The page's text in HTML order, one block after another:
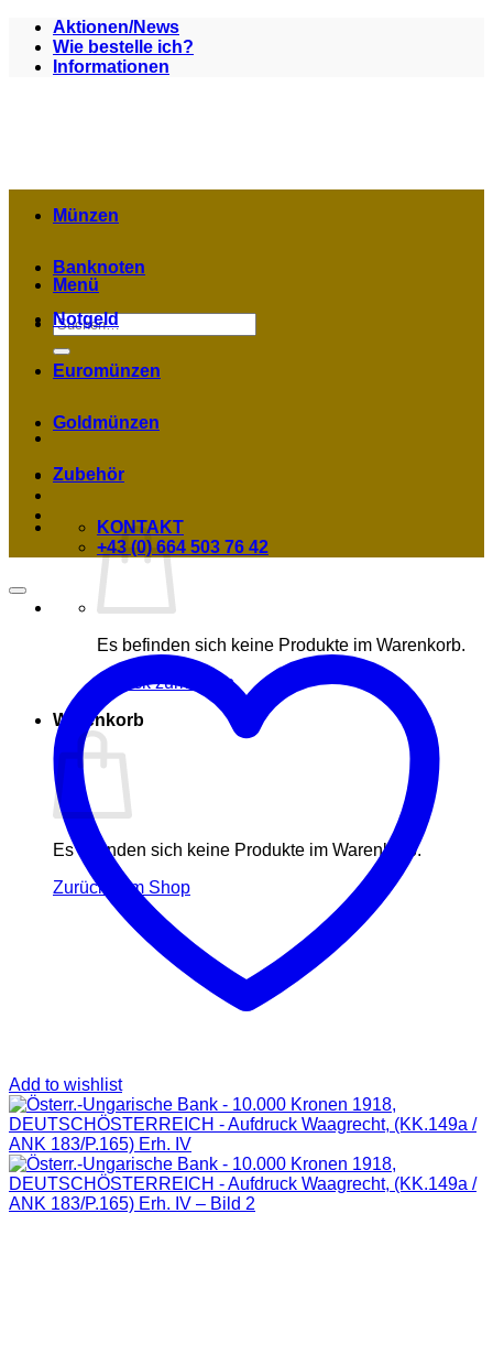
Zum
Inhalt
springen
Aktionen/News
Wie bestelle ich?
Informationen
Menü
Suchen
nach:
Es befinden sich keine Produkte im Warenkorb.
Zurück zum Shop
Warenkorb
Es befinden sich keine Produkte im Warenkorb.
Zurück zum Shop
Münzen
Banknoten
Notgeld
Euromünzen
Goldmünzen
Zubehör
KONTAKT
+43 (0) 664 503 76 42
Add to wishlist